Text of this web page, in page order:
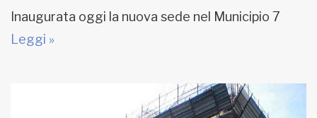
Inaugurata oggi la nuova sede nel Municipio 7
Leggi »